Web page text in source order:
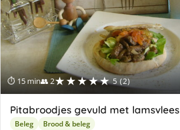
⏱ 15 min👥 2★★★★★ 5 (2)
Pitabroodjes gevuld met lamsvlees
Beleg Brood & beleg